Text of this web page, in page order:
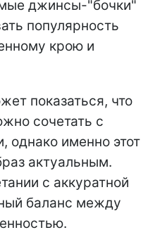
джинсы-"бочки"
популярность
крою и
показаться, что
сочетать с
однако именно этот
актуальным.
с аккуратной
баланс между